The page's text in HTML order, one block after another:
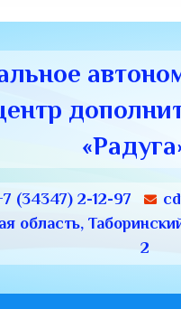
(34347) 2-12-97
область,
2